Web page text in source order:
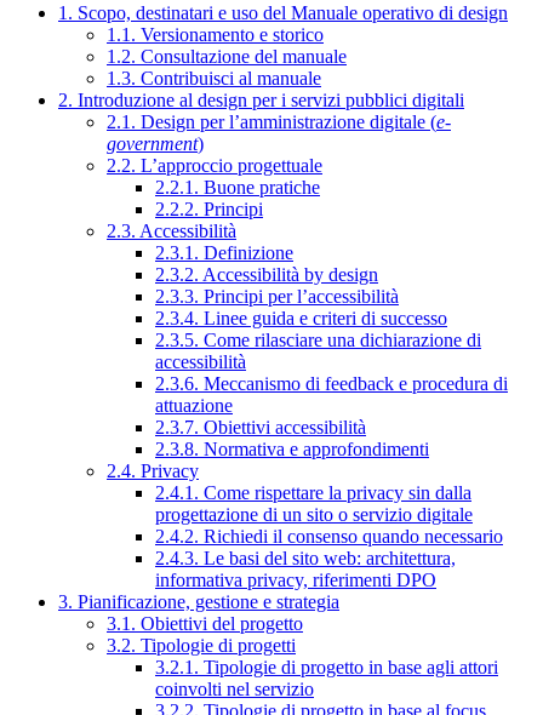
1. Scopo, destinatari e uso del Manuale operativo di design
1.1. Versionamento e storico
1.2. Consultazione del manuale
1.3. Contribuisci al manuale
2. Introduzione al design per i servizi pubblici digitali
2.1. Design per l’amministrazione digitale (e-
government)
2.2. L’approccio progettuale
2.2.1. Buone pratiche
2.2.2. Principi
2.3. Accessibilità
2.3.1. Definizione
2.3.2. Accessibilità by design
2.3.3. Principi per l’accessibilità
2.3.4. Linee guida e criteri di successo
2.3.5. Come rilasciare una dichiarazione di
accessibilità
2.3.6. Meccanismo di feedback e procedura di
attuazione
2.3.7. Obiettivi accessibilità
2.3.8. Normativa e approfondimenti
2.4. Privacy
2.4.1. Come rispettare la privacy sin dalla
progettazione di un sito o servizio digitale
2.4.2. Richiedi il consenso quando necessario
2.4.3. Le basi del sito web: architettura,
informativa privacy, riferimenti DPO
3. Pianificazione, gestione e strategia
3.1. Obiettivi del progetto
3.2. Tipologie di progetti
3.2.1. Tipologie di progetto in base agli attori
coinvolti nel servizio
3.2.2. Tipologie di progetto in base al focus